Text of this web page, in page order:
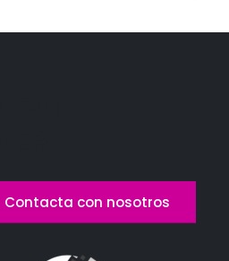
Contacta con nosotros